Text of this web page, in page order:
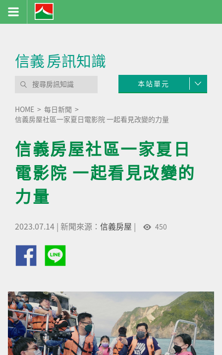
信義房訊知識
本站單元
HOME
每日新聞
信義房屋社區一家夏日電影院 一起看見改變的力量
信義房屋社區一家夏日
電影院 一起看見改變的
力量
2023.07.14 | 新聞來源： 信義房屋 | 450